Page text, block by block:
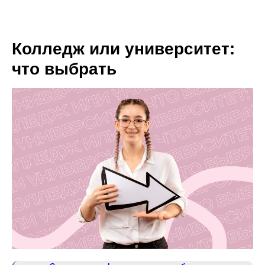
Колледж или университет:
что выбрать